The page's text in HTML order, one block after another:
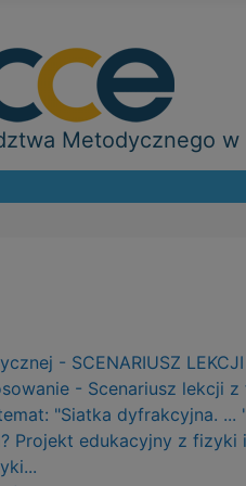
Metodycznego w
- SCENARIUSZ
- Scenariusz lekcji
"Siatka dyfrakcyjna. ...
Projekt edukacyjny z fizyki